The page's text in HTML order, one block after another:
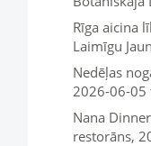
Rīga aicina
Laimīgu
Nedēļas
2026-06-05
Nana
restorāns,